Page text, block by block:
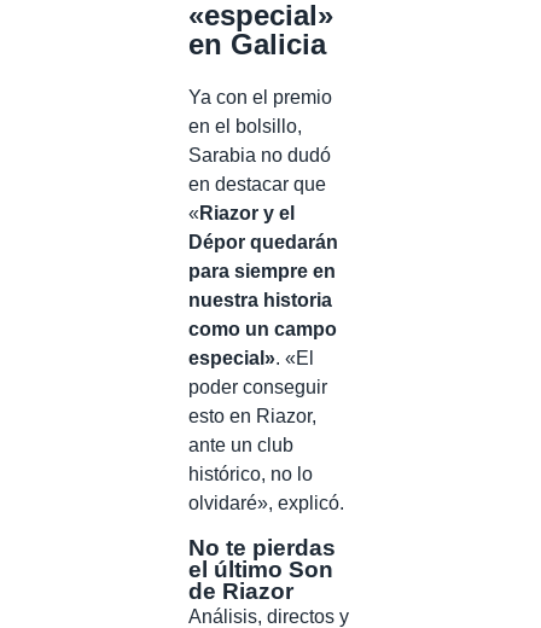
«especial»
en Galicia
Ya con el premio
en el bolsillo,
Sarabia no dudó
en destacar que
« Riazor y el
Dépor quedarán
para siempre en
nuestra historia
como un campo
especial». «El
poder conseguir
esto en Riazor,
ante un club
histórico, no lo
olvidaré», explicó.
No te pierdas
el último Son
de Riazor
Análisis, directos y